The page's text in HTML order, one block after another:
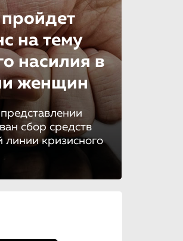
на тему
насилия в
женщин
сбор средств
линии кризисного